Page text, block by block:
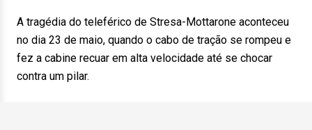
A tragédia do teleférico de Stresa-Mottarone aconteceu
no dia 23 de maio, quando o cabo de tração se rompeu e
fez a cabine recuar em alta velocidade até se chocar
contra um pilar.